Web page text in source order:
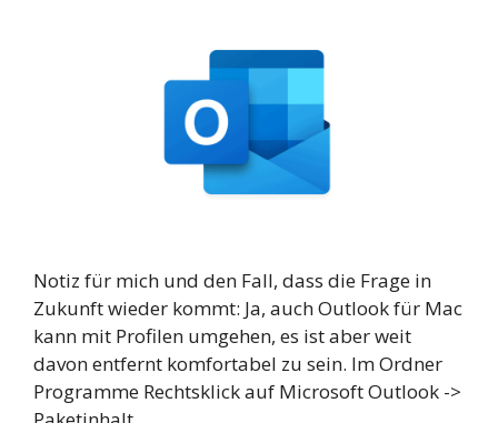
Notiz für mich und den Fall, dass die Frage in
Zukunft wieder kommt: Ja, auch Outlook für Mac
kann mit Profilen umgehen, es ist aber weit
davon entfernt komfortabel zu sein. Im Ordner
Programme Rechtsklick auf Microsoft Outlook ->